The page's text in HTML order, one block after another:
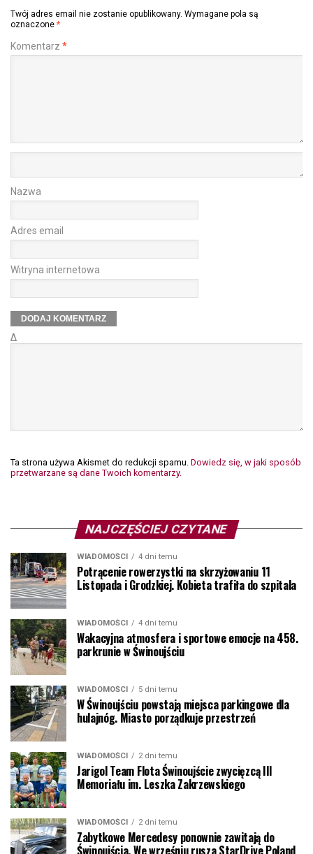
Twój adres email nie zostanie opublikowany. Wymagane pola są
oznaczone *
Komentarz *
Nazwa
Adres email
Witryna internetowa
Δ
Ta strona używa Akismet do redukcji spamu. Dowiedz się, w jaki sposób
przetwarzane są dane Twoich komentarzy.
NAJCZĘŚCIEJ CZYTANE
WIADOMOŚCI 4 dni temu
Potrącenie rowerzystki na skrzyżowaniu 11
Listopada i Grodzkiej. Kobieta trafiła do szpitala
WIADOMOŚCI 4 dni temu
Wakacyjna atmosfera i sportowe emocje na 458.
parkrunie w Świnoujściu
WIADOMOŚCI 5 dni temu
W Świnoujściu powstają miejsca parkingowe dla
hulajnóg. Miasto porządkuje przestrzeń
WIADOMOŚCI 2 dni temu
Jarigol Team Flota Świnoujście zwycięzcą III
Memoriału im. Leszka Zakrzewskiego
WIADOMOŚCI 2 dni temu
Zabytkowe Mercedesy ponownie zawitają do
Świnoujścia. We wrześniu rusza StarDrive Poland